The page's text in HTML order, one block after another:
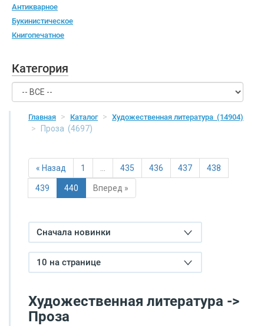
Антикварное
Букинистическое
Книгопечатное
Категория
Главная Каталог Художественная литература (14904)
Проза (4697)
« Назад 1 … 435 436 437 438
439 440 Вперед »
Сначала новинки
10 на странице
Художественная литература ->
Проза